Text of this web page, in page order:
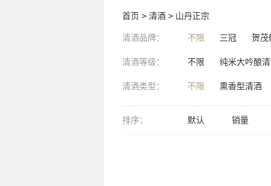
首页 > 清酒 > 山丹正宗
清酒品牌： 不限 三冠 贺茂
清酒等级： 不限 纯米大吟酿
清酒类型： 不限 熏香型清酒
排序： 默认 销量